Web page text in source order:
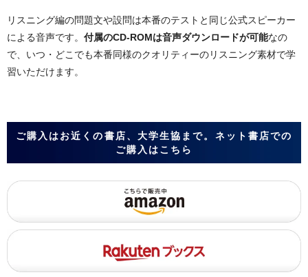
リスニング編の問題文や設問は本番のテストと同じ公式スピーカー
による音声です。 付属のCD-ROMは音声ダウンロードが可能なの
で、いつ・どこでも本番同様のクオリティーのリスニング素材で学
習いただけます。
ご購入はお近くの書店、大学生協まで。ネット書店での
ご購入はこちら